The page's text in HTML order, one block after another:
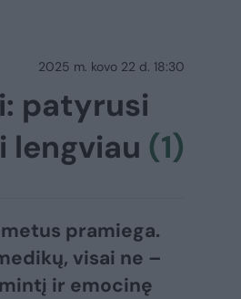
2025 m. kovo 22 d. 18:30
patyrusi
lengviau (1)
pramiega.
visai ne –
ir emocinę